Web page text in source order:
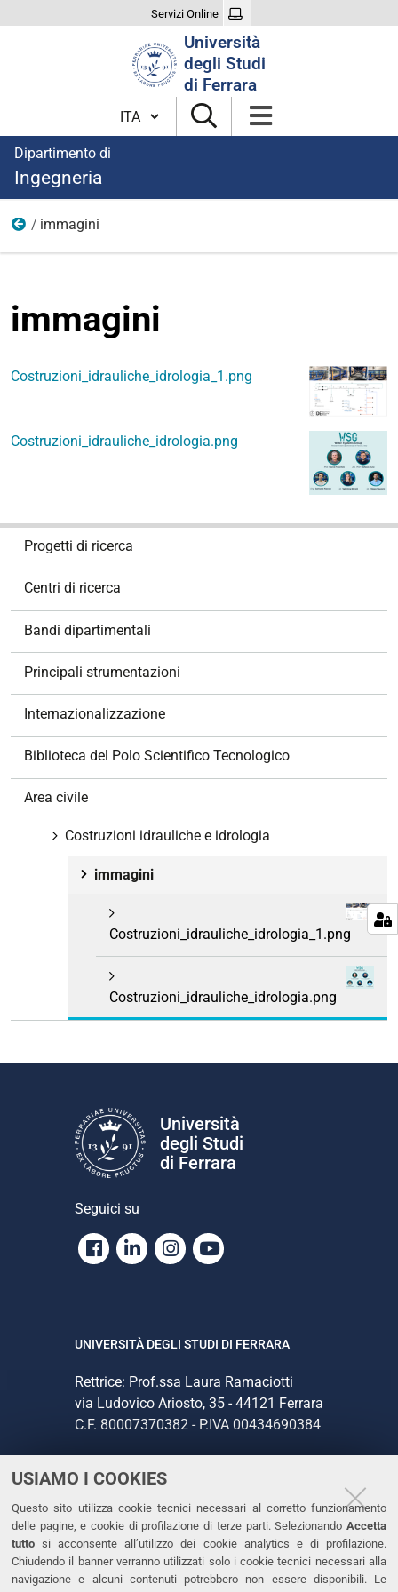
USIAMO I COOKIES
Questo sito utilizza cookie tecnici necessari al corretto funzionamento
delle pagine, e cookie di profilazione di terze parti. Selezionando Accetta
tutto si acconsente all’utilizzo dei cookie analytics e di profilazione.
Chiudendo il banner verranno utilizzati solo i cookie tecnici necessari alla
navigazione e alcuni contenuti potrebbero non essere disponibili. Le
Servizi Online
Università
degli Studi
di Ferrara
Cambia lingua
Dipartimento di
Ingegneria
Costruzioni idrauliche e idrologia
immagini
immagini
Costruzioni_idrauliche_idrologia_1.png
Costruzioni_idrauliche_idrologia.png
Progetti di ricerca
Centri di ricerca
Bandi dipartimentali
Principali strumentazioni
Internazionalizzazione
Biblioteca del Polo Scientifico Tecnologico
Area civile
Costruzioni idrauliche e idrologia
immagini
Costruzioni_idrauliche_idrologia_1.png
Costruzioni_idrauliche_idrologia.png
Università
degli Studi
di Ferrara
Seguici su
Facebook
LinkedinInstagram
Youtube
UNIVERSITÀ DEGLI STUDI DI FERRARA
Rettrice: Prof.ssa Laura Ramaciotti
via Ludovico Ariosto, 35 - 44121 Ferrara
C.F. 80007370382 - P.IVA 00434690384
CONTATTI
Tel. +39 0532 293111
Fax. +39 0532 293031
PEC